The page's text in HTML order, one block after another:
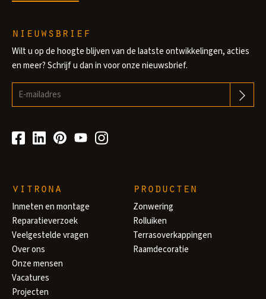
nieuwsbrief
Wilt u op de hoogte blijven van de laatste ontwikkelingen, acties
en meer? Schrijf u dan in voor onze nieuwsbrief.
vitrona
Inmeten en montage
Reparatieverzoek
Veelgestelde vragen
Over ons
Onze mensen
Vacatures
Projecten
producten
Zonwering
Rolluiken
Terrasoverkappingen
Raamdecoratie